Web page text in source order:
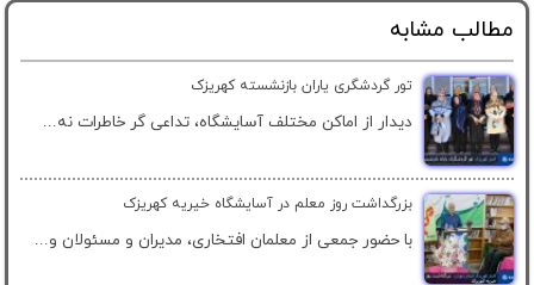
مطالب مشابه
تور گردشگری یاران بازنشسته کهریزک
دیدار از اماکن مختلف آسایشگاه، تداعی گر خاطرات نه...
بزرگداشت روز معلم در آسایشگاه خیریه کهریزک
با حضور جمعی از معلمان افتخاری، مدیران و مسئولان و...